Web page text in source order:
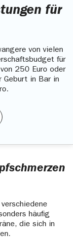
für
von vielen
für
250 Euro oder
Geburt in Bar in
häufig
die sich in